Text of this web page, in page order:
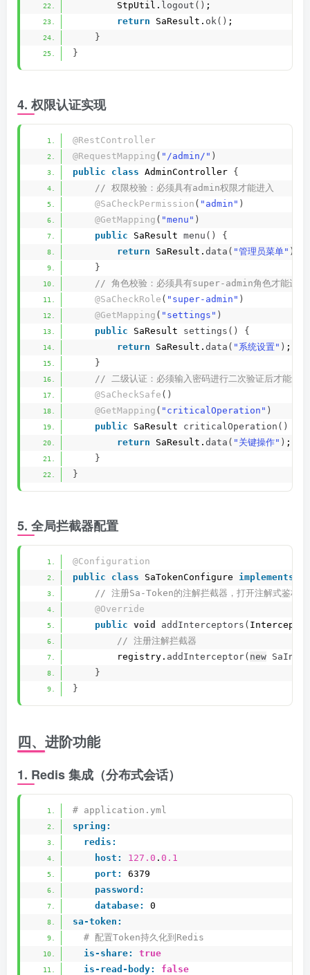
        StpUtil.
logout () ;
return SaResult. ok () ;
}
}
4. 权限认证实现
@RestController
@RequestMapping ( "/admin/" )
public
class AdminController {
// 权限校验：必须具有admin权限才能进入
@SaCheckPermission ( "admin" )
@GetMapping ( "menu" )
public SaResult menu ()
{
return SaResult. data ( "管理员菜单" )
}
// 角色校验：必须具有super-admin角色才能进入
@SaCheckRole ( "super-admin" )
@GetMapping ( "settings" )
public SaResult settings ()
{
return SaResult. data ( "系统设置" ) ;
}
// 二级认证：必须输入密码进行二次验证后才能进入
@SaCheckSafe ()
@GetMapping ( "criticalOperation" )
public SaResult criticalOperation ()
return SaResult. data ( "关键操作" ) ;
}
}
5. 全局拦截器配置
@Configuration
public
class SaTokenConfigure implements
// 注册Sa-Token的注解拦截器，打开注解式鉴权功
@Override
public void addInterceptors (
// 注册注解拦截器
        registry.
addInterceptor( new
}
}
四、进阶功能
1. Redis 集成（分布式会话）
# application.yml
spring:
redis:
host:
127.0 . 0.1
port:
6379
password:
database:
0
sa-token:
# 配置Token持久化到Redis
is-share:
true
is-read-body:
false